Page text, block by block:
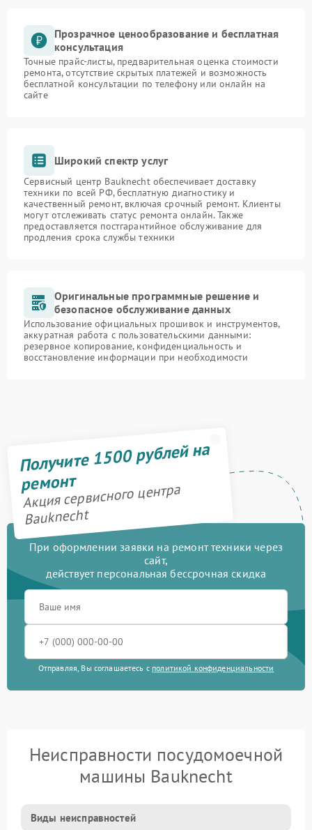
Прозрачное ценообразование и бесплатная
консультация
Точные прайс-листы, предварительная оценка стоимости
ремонта, отсутствие скрытых платежей и возможность
бесплатной консультации по телефону или онлайн на
сайте
Широкий спектр услуг
Сервисный центр Bauknecht обеспечивает доставку
техники по всей РФ, бесплатную диагностику и
качественный ремонт, включая срочный ремонт. Клиенты
могут отслеживать статус ремонта онлайн. Также
предоставляется постгарантийное обслуживание для
продления срока службы техники
Оригинальные программные решение и
безопасное обслуживание данных
Использование официальных прошивок и инструментов,
аккуратная работа с пользовательскими данными:
резервное копирование, конфиденциальность и
восстановление информации при необходимости
Получите 1500 рублей на
ремонт
Акция сервисного центра
Bauknecht
При оформлении заявки на ремонт техники через
сайт,
действует персональная бессрочная скидка
Отправляя, Вы соглашаетесь с политикой конфиденциальности
Неисправности посудомоечной
машины Bauknecht
Виды неисправностей